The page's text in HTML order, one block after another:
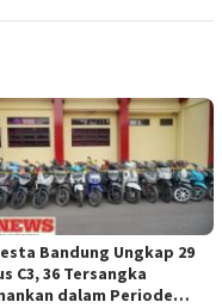
Bandung Ungkap 29
C3, 36 Tersangka
dalam Periode